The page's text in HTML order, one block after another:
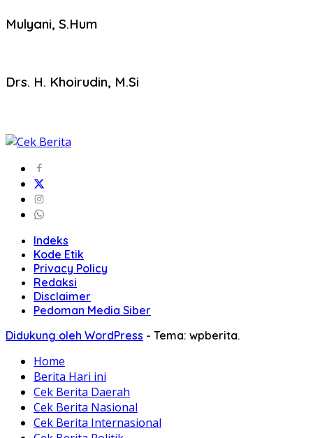
Mulyani, S.Hum
Drs. H. Khoirudin, M.Si
Indeks
Kode Etik
Privacy Policy
Redaksi
Disclaimer
Pedoman Media Siber
Didukung oleh WordPress - Tema: wpberita.
Home
Berita Hari ini
Cek Berita Daerah
Cek Berita Nasional
Cek Berita Internasional